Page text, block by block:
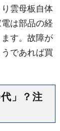
雲母板自体
は部品の経
す。故障が
であれば買
」？注